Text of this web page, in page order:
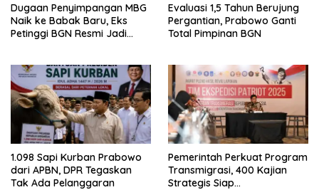
Dugaan Penyimpangan MBG
Naik ke Babak Baru, Eks
Petinggi BGN Resmi Jadi
Evaluasi 1,5 Tahun Berujung
Pergantian, Prabowo Ganti
Total Pimpinan BGN
1.098 Sapi Kurban Prabowo
dari APBN, DPR Tegaskan
Tak Ada Pelanggaran
Pemerintah Perkuat Program
Transmigrasi, 400 Kajian
Strategis Siap